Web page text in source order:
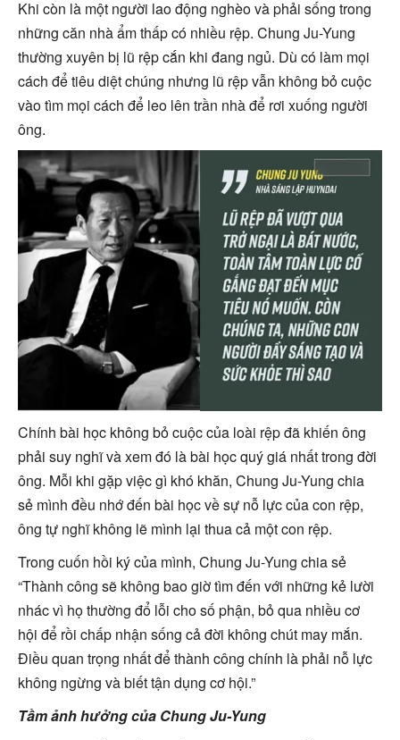
Khi còn là một người lao động nghèo và phải sống trong
những căn nhà ẩm thấp có nhiều rệp. Chung Ju-Yung
thường xuyên bị lũ rệp cắn khi đang ngủ. Dù có làm mọi
cách để tiêu diệt chúng nhưng lũ rệp vẫn không bỏ cuộc
vào tìm mọi cách để leo lên trần nhà để rơi xuống người
ông.
Chính bài học không bỏ cuộc của loài rệp đã khiến ông
phải suy nghĩ và xem đó là bài học quý giá nhất trong đời
ông. Mỗi khi gặp việc gì khó khăn, Chung Ju-Yung chia
sẻ mình đều nhớ đến bài học về sự nỗ lực của con rệp,
ông tự nghĩ không lẽ mình lại thua cả một con rệp.
Trong cuốn hồi ký của mình, Chung Ju-Yung chia sẻ
“Thành công sẽ không bao giờ tìm đến với những kẻ lười
nhác vì họ thường đổ lỗi cho số phận, bỏ qua nhiều cơ
hội để rồi chấp nhận sống cả đời không chút may mắn.
Điều quan trọng nhất để thành công chính là phải nỗ lực
không ngừng và biết tận dụng cơ hội.”
Tầm ảnh hưởng của Chung Ju-Yung